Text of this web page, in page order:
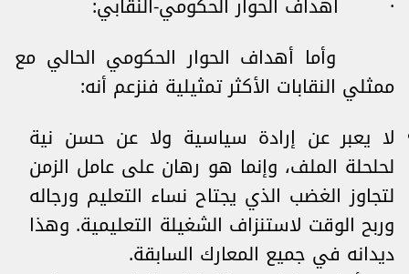
وأما أهداف الحوار الحكومي الحالي مع
ممثلي النقابات الأكثر تمثيلية فنزعم أنه:
لا يعبر عن إرادة سياسية ولا عن حسن نية
لحلحلة الملف، وإنما هو رهان على عامل الزمن
لتجاوز الغضب الذي يجتاح نساء التعليم ورجاله
وربح الوقت لاستنزاف الشغيلة التعليمية. وهذا
ديدانه في جميع المعارك السابقة.